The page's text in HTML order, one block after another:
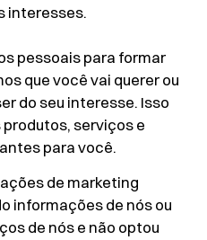
interesses.
pessoais para formar
que você vai querer ou
do seu interesse. Isso
serviços e
para você.
de marketing
informações de nós ou
de nós e não optou